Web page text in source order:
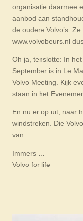
organisatie daarmee
aanbod aan
de oudere Volvo’s.
www.volvobeurs.nl
Oh ja, tenslotte: In
September is in Le
Volvo Meeting. Kijk
staan in het
En nu er op uit, naar
windstreken. Die
van.
Immers …
Volvo for life